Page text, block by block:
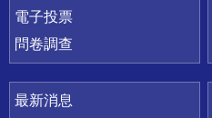
電子投票
問卷調查
最新消息